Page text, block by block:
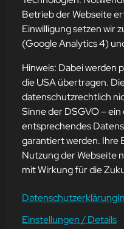
Navigation
Webseitenerstellung
Webseite mieten
Webseiten Betreuung
Betrieb der Webseite
Einwilligung setzen wir
(Google Analytics 4)
Hinweis: Dabei werden
die USA übertragen.
datenschutzrechtlich
Sinne der DSGVO –
entsprechendes
garantiert werden. Ihre
Nutzung der Webseite
mit Wirkung für die
Datenschutzerklärung
Einstellungen / Details